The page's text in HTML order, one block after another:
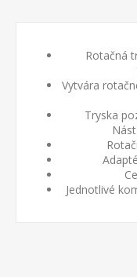
Rotačná
Vytvára
Tryska
Jednotlivé